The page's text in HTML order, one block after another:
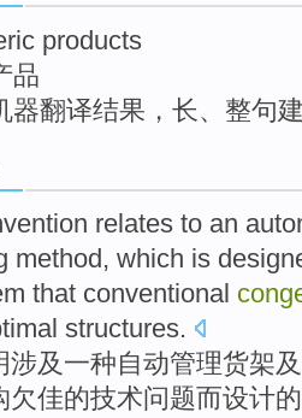
products
品
器翻译结果，长、整句
relates to an
method , which is
that conventional
structures.
涉及 一种自动管理货架及
欠佳的技术问题而设计